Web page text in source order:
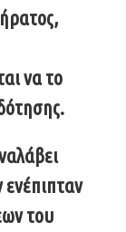
να το
ενέπιπταν
του